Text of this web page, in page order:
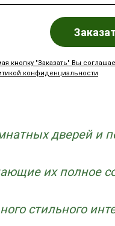
кнопку "Заказать" Вы
конфиденциальности
дверей и
их полное
стильного